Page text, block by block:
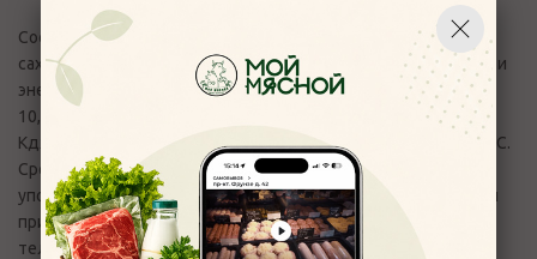
Состав: творог м.д.ж. 5%, молоко, яйцо, изюм, манная крупа,
сахар, соль пищевая, сметана м.д.ж. 25%, ванилин. Пищевая и
энергетическая ценность (средние значения) 100 г: белки -
10,9г,жиры - 3,9г, углеводы - 21,7 г.; 165 ккал / 692
Кдж. Условия хранения: хранить при температуре от 2 до 6 С.
Срок годности 72 часа. Продукт готов к
употреблению.Вопросы и претензии по качеству продукции
принимаются по эл.адресу:control_moymyasnoy76@mail.ru
телефону +7(4852) 700-110